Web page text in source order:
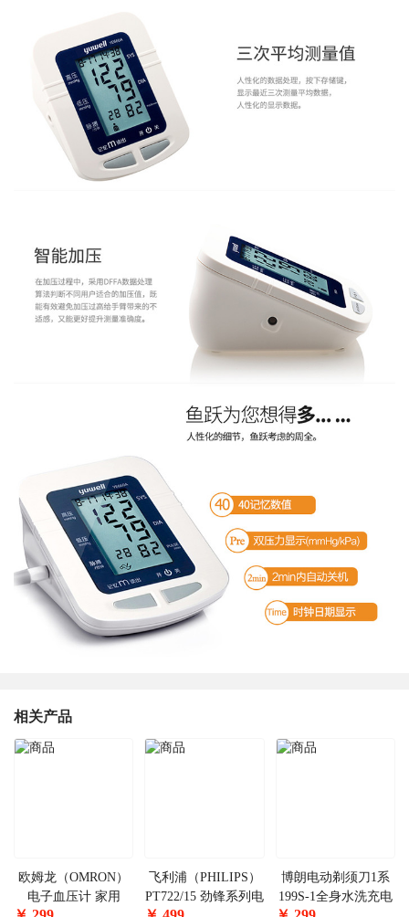
相关产品
欧姆龙（OMRON）
电子血压计 家用
飞利浦（PHILIPS）
PT722/15 劲锋系列电
博朗电动剃须刀1系
199S-1全身水洗充电